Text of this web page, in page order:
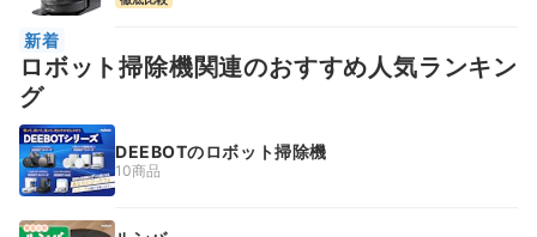
新着
ロボット掃除機関連のおすすめ人気ランキン
グ
DEEBOTのロボット掃除機
10商品